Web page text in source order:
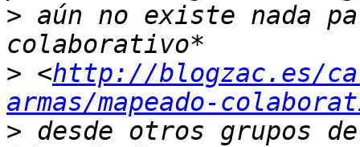
> aún no existe nada
> <http://blogzac.es/
armas/mapeado-
> desde otros grupos